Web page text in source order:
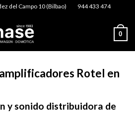
del Campo 10 (Bilbao) 944 433 474
0
Rotel en
y sonido distribuidora de